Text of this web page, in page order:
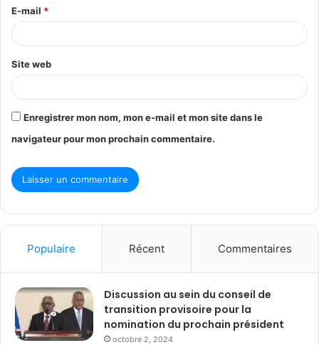
e
*
E-mail *
Site web
Enregistrer mon nom, mon e-mail et mon site dans le
navigateur pour mon prochain commentaire.
Populaire Récent Commentaires
Discussion au sein du conseil de
transition provisoire pour la
nomination du prochain président
octobre 2, 2024